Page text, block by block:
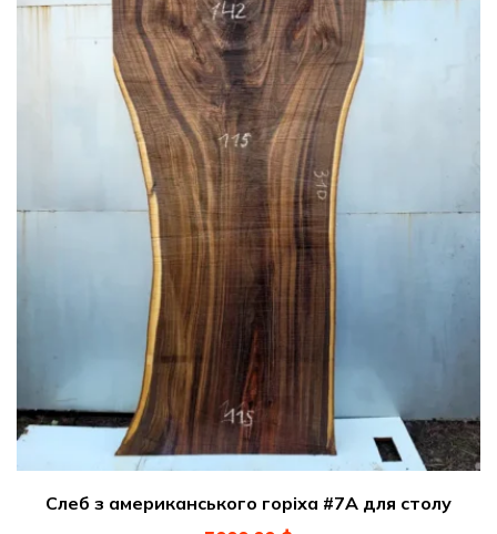
Слеб з американського горіха #7А для столу